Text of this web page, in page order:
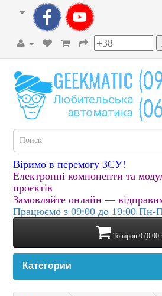
Віримо в перемогу ЗСУ!
Електронні компоненти та
проєктів
Замовляйте онлайн —
Працюємо з 09:00 до 19:00 Пн-
Товаров 0
Категории